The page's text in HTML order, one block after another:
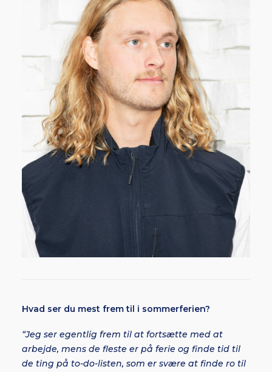
Hvad ser du mest frem til i sommerferien?
“Jeg ser egentlig frem til at fortsætte med at
arbejde, mens de fleste er på ferie og finde tid til
de ting på to-do-listen, som er svære at finde ro til